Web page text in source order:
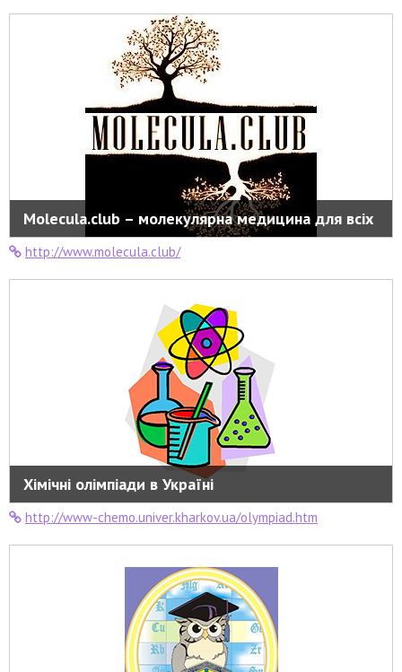
Molecula.club – молекулярна медицина для всіх
http://www.molecula.club/
Хімічні олімпіади в Україні
http://www-chemo.univer.kharkov.ua/olympiad.htm